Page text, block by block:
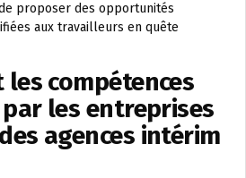
proposer des opportunités
aux travailleurs en quête
compétences
les entreprises
agences intérim